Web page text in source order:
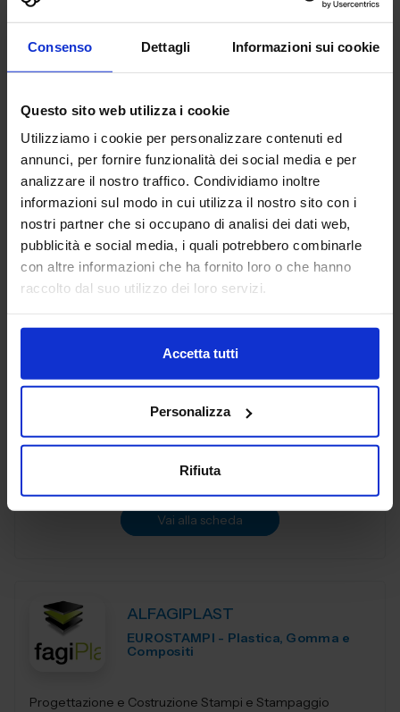
Consenso Dettagli Informazioni sui cookie
Questo sito web utilizza i cookie
Utilizziamo i cookie per personalizzare contenuti ed
annunci, per fornire funzionalità dei social media e per
analizzare il nostro traffico. Condividiamo inoltre
informazioni sul modo in cui utilizza il nostro sito con i
nostri partner che si occupano di analisi dei dati web,
pubblicità e social media, i quali potrebbero combinarle
con altre informazioni che ha fornito loro o che hanno
raccolto dal suo utilizzo dei loro servizi.
Accetta tutti
Personalizza
Rifiuta
AG TECHNIK SRL
Aggiungi ai preferiti
ALBERTI UMBERTO SRL
Da oltre 45 anni Alberti Umberto s.r.l. è leader mondiale
Padiglione:Pad. 16Stand:A06
Vai alla scheda
ALFAGIPLAST
EUROSTAMPI - Plastica, Gomma e
Compositi
Progettazione e Costruzione Stampi e Stampaggio